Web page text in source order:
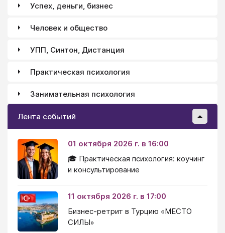
Успех, деньги, бизнес
Человек и общество
УПП, Синтон, Дистанция
Практическая психология
Занимательная психология
Лента событий
01 октября 2026 г. в 16:00
🎓 Практическая психология: коучинг
и консультирование
11 октября 2026 г. в 17:00
Бизнес-ретрит в Турцию «МЕСТО
СИЛЫ»